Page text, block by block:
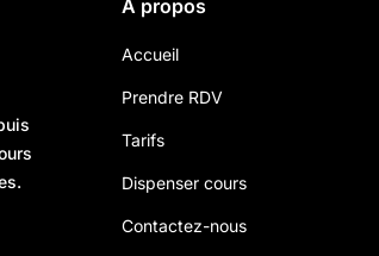
A propos
Accueil
Prendre RDV
Tarifs
Dispenser cours
Contactez-nous